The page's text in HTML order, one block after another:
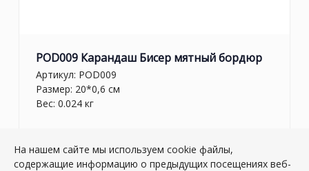
POD009 Карандаш Бисер мятный бордюр
Артикул: POD009
Размер: 20*0,6 см
Вес: 0.024 кг
Товар снят с производства
На нашем сайте мы используем cookie файлы,
содержащие информацию о предыдущих посещениях веб-